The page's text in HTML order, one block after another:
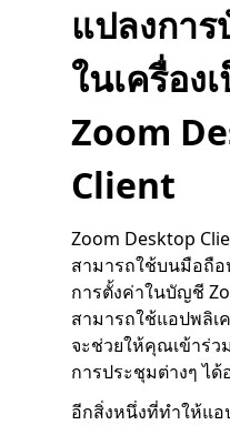
แปลงกา
ในเครื่อง
Zoom
Client
Zoom Desktop
สามารถใช้บนมือถื
การตั้งค่าในบัญชี
สามารถใช้แอปพลิ
จะช่วยให้คุณเข้าร่ว
การประชุมต่างๆ ได้
อีกสิ่งหนึ่งที่ทำให้แอ